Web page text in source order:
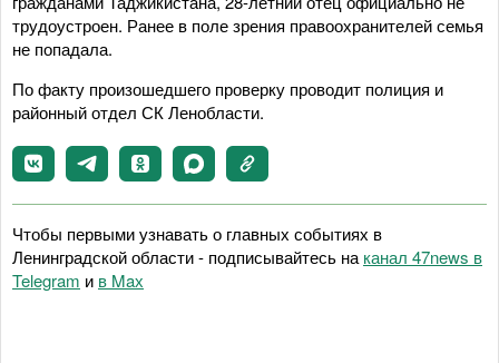
трудоустроен. Ранее в поле зрения правоохранителей семья
не попадала.
По факту произошедшего проверку проводит полиция и
районный отдел СК Ленобласти.
Чтобы первыми узнавать о главных событиях в
Ленинградской области - подписывайтесь на канал 47news в
Telegram и в Maх